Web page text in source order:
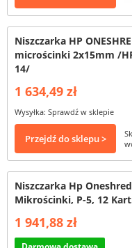
Niszczarka HP
microścinki 2x15mm /
14/
1 634,49 zł
Wysyłka: Sprawdź w sklepie
Przejdź do sklepu >
Niszczarka Hp
Mikrościnki, P-5, 12
1 941,88 zł